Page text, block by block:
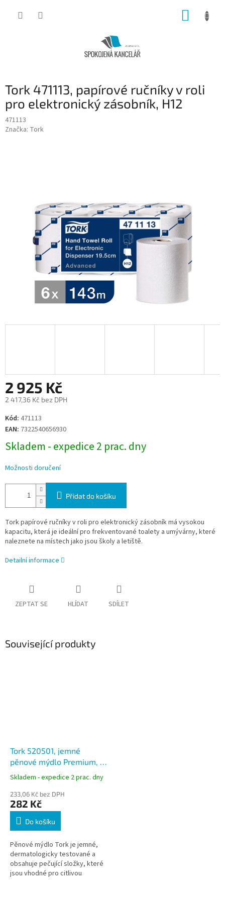
Tork 471113, papírové ručníky v roli
pro elektronický zásobník, H12
471113
Značka: Tork
2 925 Kč
2 417,36 Kč bez DPH
Měrná
cena:
Kód: 471113
EAN: 7322540656930
Skladem - expedice 2 prac. dny
Možnosti doručení
Přidat do košíku
Tork papírové ručníky v roli pro elektronický zásobník má vysokou
kapacitu, která je ideální pro frekventované toalety a umývárny, které
naleznete na místech jako jsou školy a letiště.
Detailní informace
ZEPTAT SE HLÍDAT SDÍLET
Související produkty
Tork 520501, jemné
pěnové mýdlo Premium, 1
litr - 2500 dávek, S4
Skladem - expedice 2 prac. dny
233,06 Kč bez DPH
282 Kč
Do košíku
Pěnové mýdlo Tork je jemné,
dermatologicky testované a
obsahuje pečující složky, které
jsou vhodné pro citlivou